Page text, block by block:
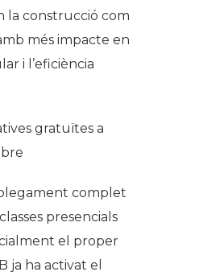
la construcció com
més impacte en
i l’eficiència
gratuïtes a
complet
presencials
el proper
ja ha activat el